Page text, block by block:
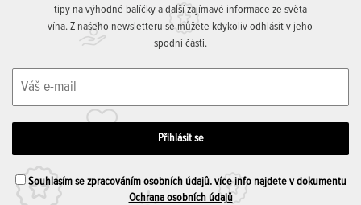
tipy na výhodné balíčky a další zajímavé informace ze světa
vína. Z našeho newsletteru se můžete kdykoliv odhlásit v jeho
spodní části.
Souhlasím se zpracováním osobních údajů. více info najdete v dokumentu
Ochrana osobních údajů